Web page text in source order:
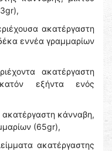
ακατέργαστη
εννέα γραμμαρίων
ακατέργαστη
εξήντα ενός
ακατέργαστη κάνναβη,
(65gr),
ακατέργαστης